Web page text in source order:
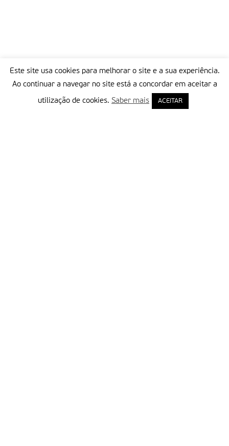
Este site usa cookies para melhorar o site e a sua experiência.
Ao continuar a navegar no site está a concordar em aceitar a
utilização de cookies. Saber mais ACEITAR